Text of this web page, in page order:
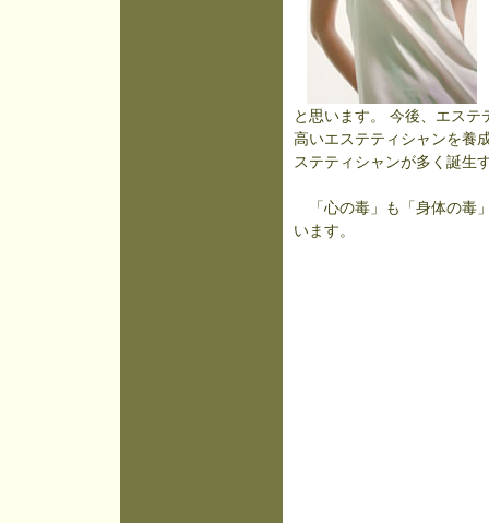
と思います。 今後、エス
高いエステティシャンを養
ステティシャンが多く誕生
「心の毒」も「身体の毒
います。